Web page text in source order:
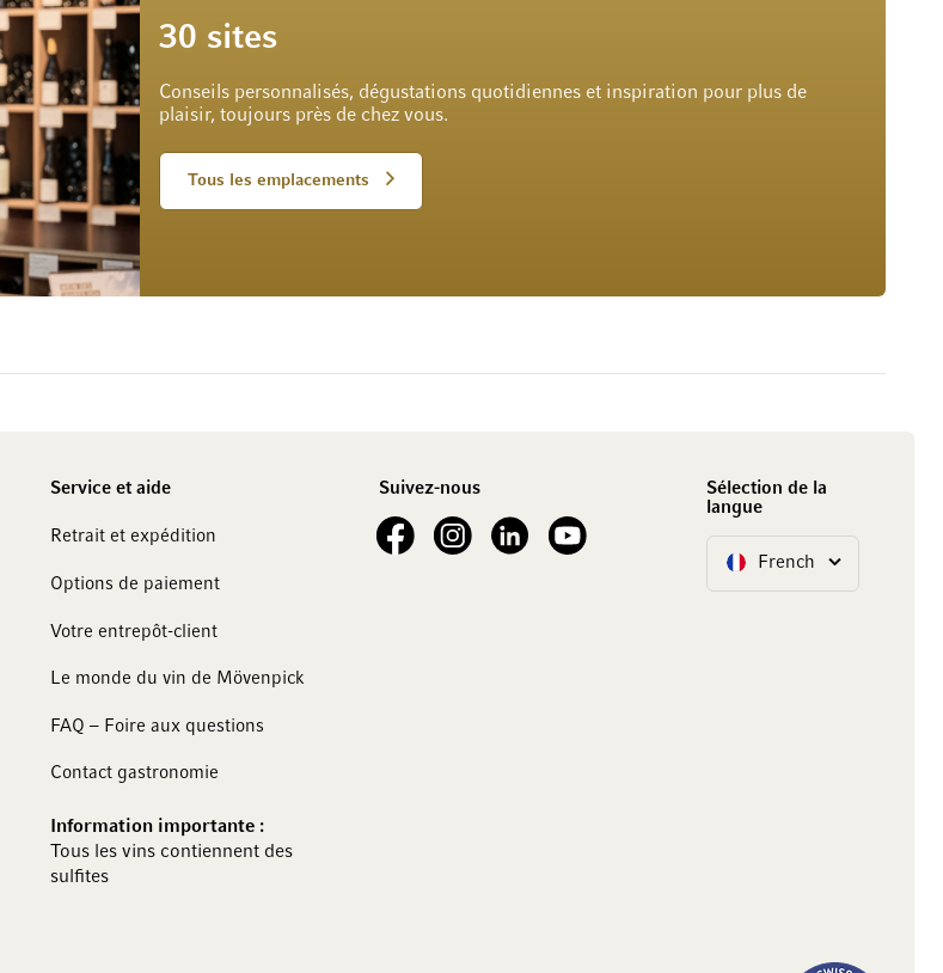
30 sites
Conseils personnalisés, dégustations quotidiennes et inspiration pour plus de
plaisir, toujours près de chez vous.
Tous les emplacements
Service et aide
Retrait et expédition
Options de paiement
Votre entrepôt-client
Le monde du vin de Mövenpick
FAQ – Foire aux questions
Contact gastronomie
Information importante :
Tous les vins contiennent des
sulfites
Suivez-nous
See our FacebookSee our Instagram account
See our LinkedInSee our YouTube channel
Sélection de la
langue
LangueFrench